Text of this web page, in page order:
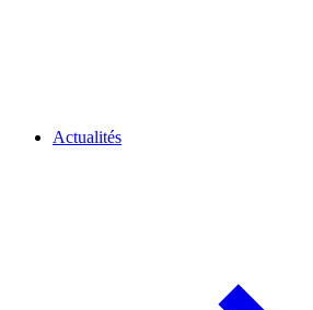
Actualités